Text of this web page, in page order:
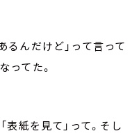
るんだけど」って言って
ってた。
表紙を見て」って。そし